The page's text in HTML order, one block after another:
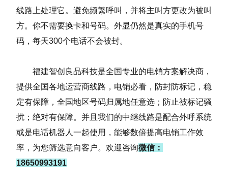
线路上处理它。避免频繁呼叫，并将主叫方更改为被叫
方。你不需要换卡和号码。外显仍然是真实的手机号
码，每天300个电话不会被封。
福建智创良品科技是全国专业的电销方案解决商，
提供全国各地运营商线路，电销必看，防封防标记，稳
定有保障，全国地区号码归属地任意选；防止被标记骚
扰；绝对有保障。并且我们的中继线路是配合外呼系统
或是电话机器人一起使用，能够数倍提高电销工作效
率，为您筛选意向客户。欢迎咨询微信：
18650993191